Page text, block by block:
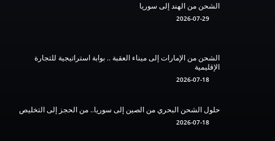
الشحن من الهند إلى سوريا
2026-07-29
الشحن من الإمارات إلى ميناء العقبة .. بوابة استراتيجية للتجارة
الإقليمية
2026-07-18
حلول الشحن البحري من الصين إلى سوريا.. من الحجز إلى التخليص
2026-07-18